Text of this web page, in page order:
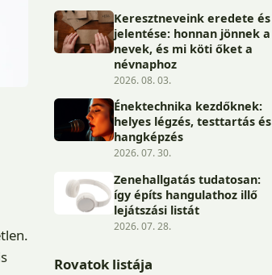
Keresztneveink eredete és
jelentése: honnan jönnek a
nevek, és mi köti őket a
névnaphoz
2026. 08. 03.
Énektechnika kezdőknek:
helyes légzés, testtartás és
hangképzés
2026. 07. 30.
Zenehallgatás tudatosan:
így építs hangulathoz illő
lejátszási listát
2026. 07. 28.
Rovatok listája